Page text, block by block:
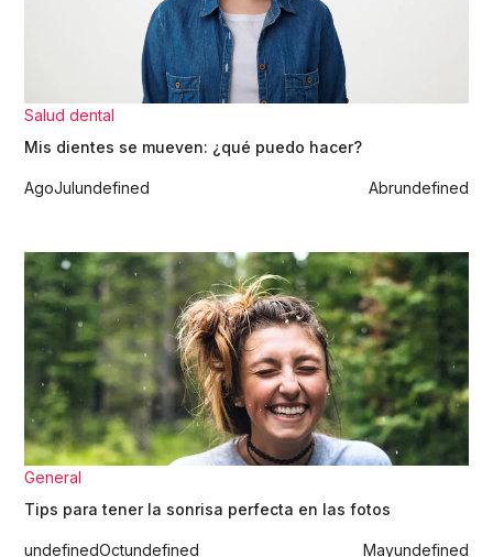
Salud dental
Mis dientes se mueven: ¿qué puedo hacer?
AgoJulundefined Abrundefined
General
Tips para tener la sonrisa perfecta en las fotos
undefinedOctundefined Mayundefined